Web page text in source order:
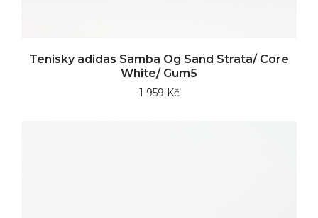
Tenisky adidas Samba Og Sand Strata/ Core
White/ Gum5
1 959 Kč